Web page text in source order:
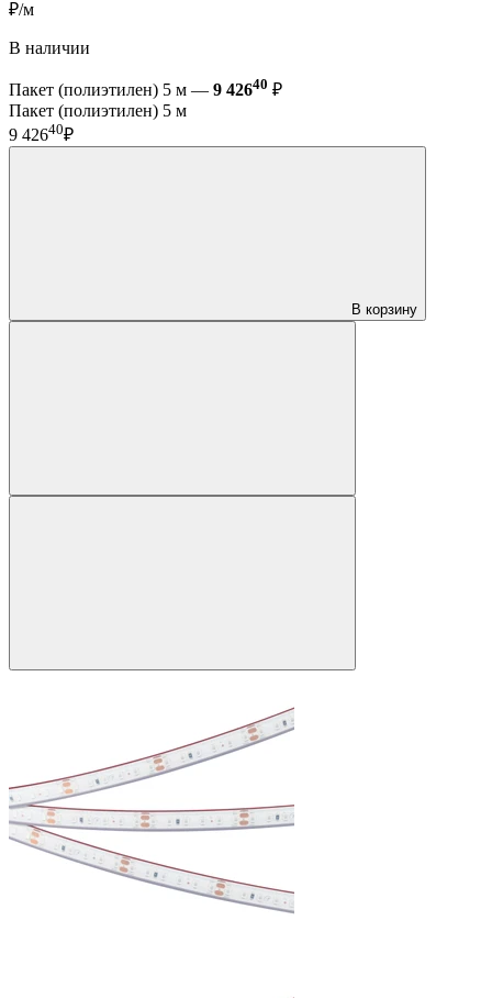
₽/м
В наличии
Пакет (полиэтилен) 5 м — 9 42640 ₽
Пакет (полиэтилен) 5 м
9 42640₽
В корзину